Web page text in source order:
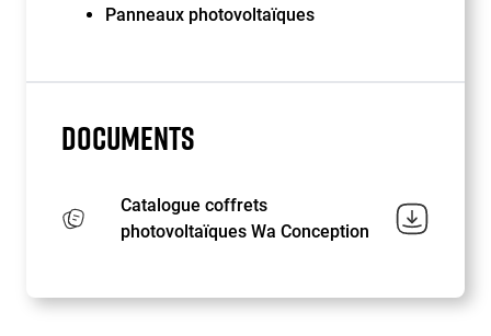
Panneaux photovoltaïques
DOCUMENTS
Catalogue coffrets
photovoltaïques Wa Conception